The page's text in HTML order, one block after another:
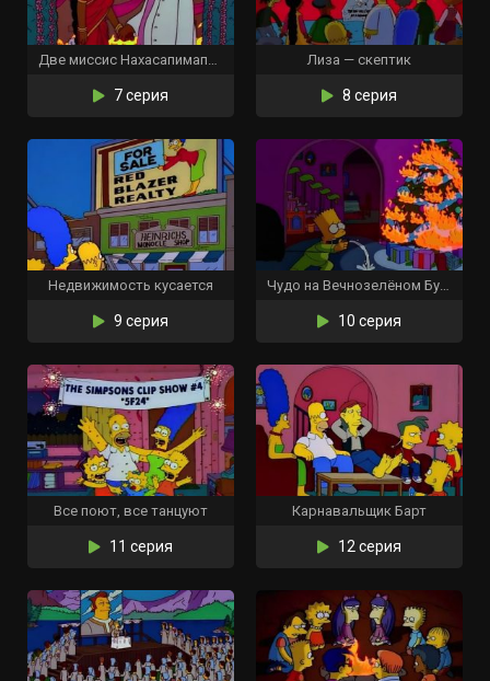
Две миссис Нахасапимапитилон
7 серия
Лиза — скептик
8 серия
Недвижимость кусается
9 серия
Чудо на Вечнозелёном Бульваре
10 серия
Все поют, все танцуют
11 серия
Карнавальщик Барт
12 серия